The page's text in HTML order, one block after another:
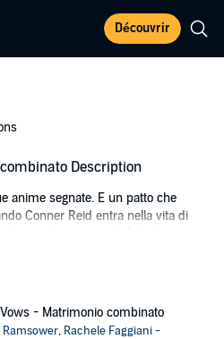
Découvrir
Description
anime segnate. E un patto che
Conner Reid entra nella vita di
dovere. In un mondo fatto di
quanto innamorarsi.
Audible GmbH
- Matrimonio combinato
Ramsower, Rachele Faggiani -